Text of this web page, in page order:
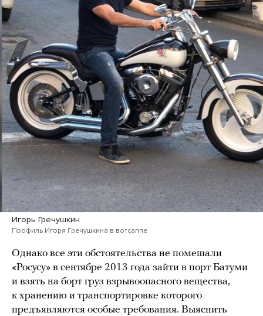
Игорь Гречушкин
Профиль Игоря Гречушкина в вотсаппе
Однако все эти обстоятельства не помешали
«Росусу» в сентябре 2013 года зайти в порт Батуми
и взять на борт груз взрывоопасного вещества,
к хранению и транспортировке которого
предъявляются особые требования. Выяснить